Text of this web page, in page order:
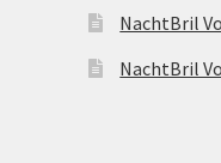
NachtBril
NachtBril